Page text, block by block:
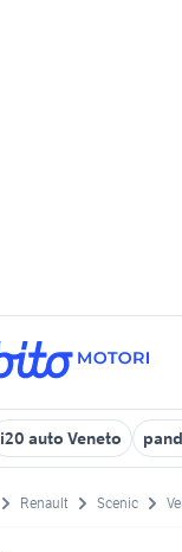
i20 auto Veneto
Renault Scenic